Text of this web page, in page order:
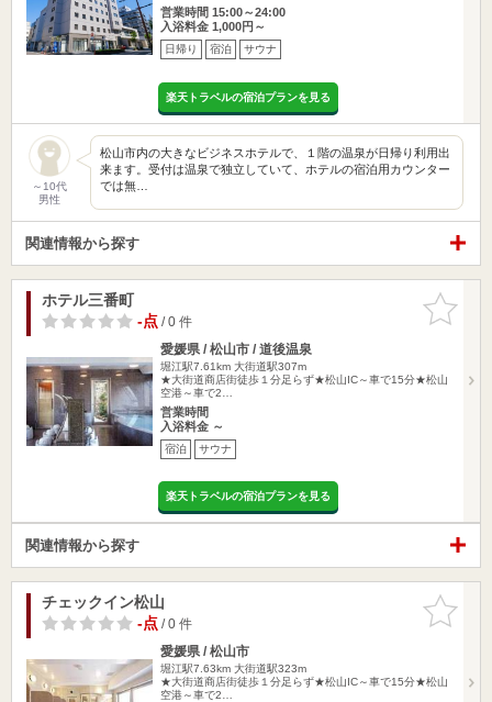
営業時間 15:00～24:00
入浴料金 1,000円～
日帰り 宿泊 サウナ
楽天トラベルの宿泊プランを見る
～10代
男性
松山市内の大きなビジネスホテルで、１階の温泉が日帰り利用出
来ます。受付は温泉で独立していて、ホテルの宿泊用カウンター
では無…
関連情報から探す
お気に入
りに追加
ホテル三番町
-点/ 0 件
愛媛県 / 松山市 / 道後温泉
堀江駅7.61km 大街道駅307m
★大街道商店街徒歩１分足らず★松山IC～車で15分★松山
空港～車で2…
営業時間
入浴料金 ～
宿泊 サウナ
楽天トラベルの宿泊プランを見る
関連情報から探す
お気に入
りに追加
チェックイン松山
-点/ 0 件
愛媛県 / 松山市
堀江駅7.63km 大街道駅323m
★大街道商店街徒歩１分足らず★松山IC～車で15分★松山
空港～車で2…